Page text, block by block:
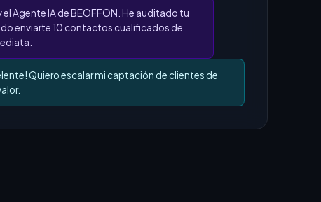
Agente IA de BEOFFON. He auditado tu
enviarte 10 contactos cualificados de
Quiero escalar mi captación de clientes de